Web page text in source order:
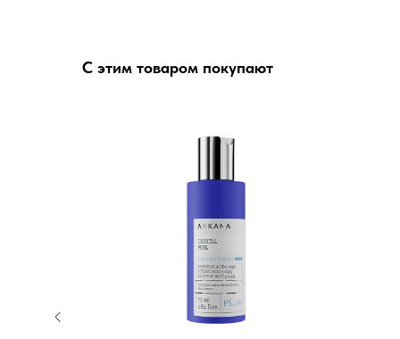
С этим товаром покупают